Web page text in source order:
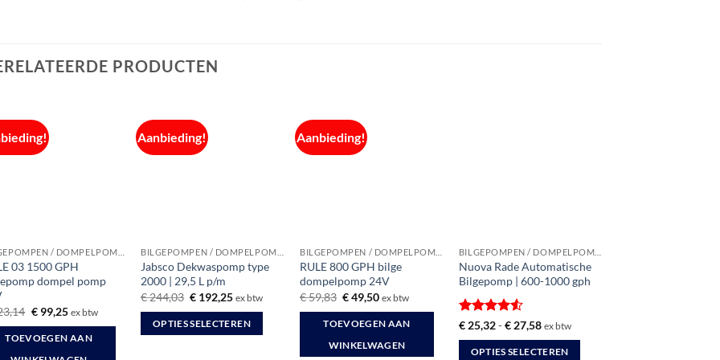
PRODUCTEN
03 1500 GPH
dompel pomp
Oorspronkelijke
was:
€ 123,14.
€99,25Huidige
is:
€ 99,25.
ex btw
TOEVOEGEN AAN
Aanbieding!
Jabsco Dekwaspomp type
2000 | 29,5 L p/m
€244,03 Oorspronkelijke
was:
€ 244,03.
€ 192,25Huidige
is:
€ 192,25.
ex btw
OPTIES SELECTEREN
Aanbieding!
RULE 800 GPH bilge
dompelpomp 24V
€59,83 Oorspronkelijke
prijs
was:
€ 59,83.
€49,50Huidige
is:
€ 49,50.
ex btw
TOEVOEGEN AAN
WINKELWAGEN
Nuova Rade Automatische
Bilgepomp | 600-1000 gph
Gewaardeerd
€25,32-€27,58Prijsklasse:
tot
ex btw
OPTIES SELECTEREN